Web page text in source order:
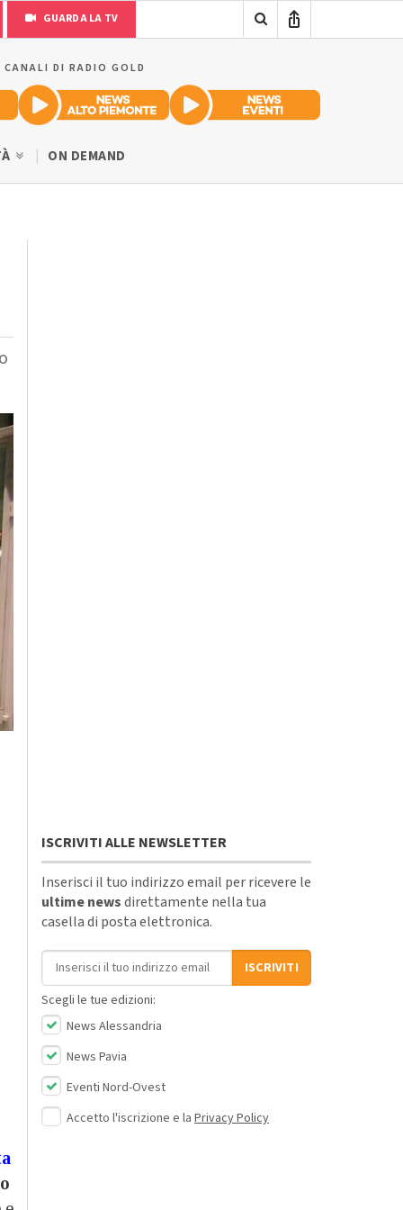
GUARDA LA TV
DI RADIO GOLD
ON DEMAND
ISCRIVITI ALLE NEWSLETTER
Inserisci il tuo indirizzo email per ricevere le
ultime newsdirettamente nella tua
casella di posta elettronica.
Indirizzo email
ISCRIVITI
Scegli le tue edizioni:
News Alessandria
News Pavia
Eventi Nord-Ovest
Accetto l'iscrizione e la Privacy Policy